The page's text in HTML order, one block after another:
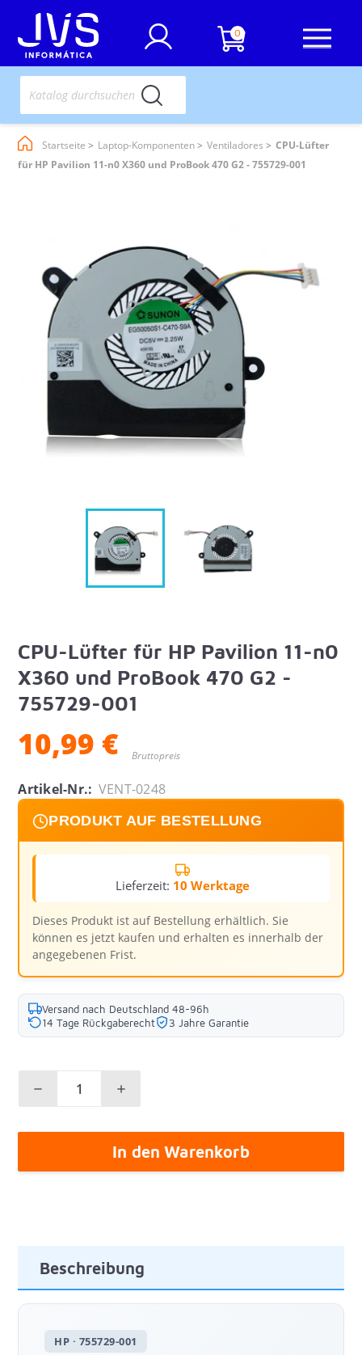
0
Startseite Laptop-Komponenten Ventiladores
CPU-Lüfter
für HP Pavilion 11-n0 X360 und ProBook 470 G2 - 755729-001
CPU-Lüfter für HP Pavilion 11-n0
X360 und ProBook 470 G2 -
755729-001
10,99 € Bruttopreis
Artikel-Nr.: VENT-0248
PRODUKT AUF BESTELLUNG
Lieferzeit: 10 Werktage
Dieses Produkt ist auf Bestellung erhältlich. Sie
können es jetzt kaufen und erhalten es innerhalb der
angegebenen Frist.
Versand nach Deutschland 48-96h
14 Tage Rückgaberecht
3 Jahre Garantie
In den Warenkorb
Beschreibung
HP · 755729-001